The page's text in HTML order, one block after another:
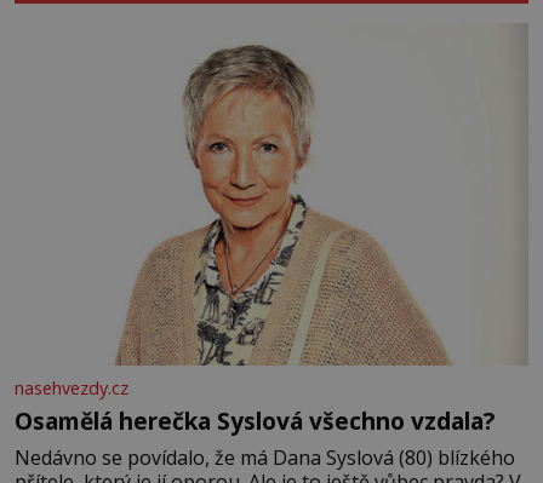
nasehvezdy.cz
Osamělá herečka Syslová všechno vzdala?
Nedávno se povídalo, že má Dana Syslová (80) blízkého